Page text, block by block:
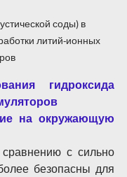
соды) в
литий-ионных
гидроксида
на окружающую
безопасны для